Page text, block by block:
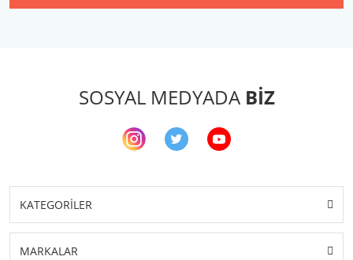
SOSYAL MEDYADA BİZ
KATEGORİLER
MARKALAR